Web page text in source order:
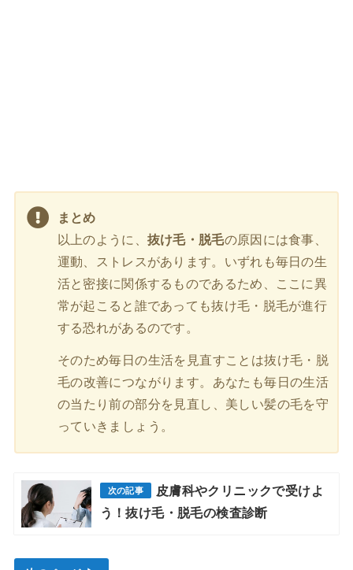
まとめ
以上のように、 抜け毛・脱毛の原因には食事、
運動、ストレスがあります。いずれも毎日の生
活と密接に関係するものであるため、ここに異
常が起こると誰であっても抜け毛・脱毛が進行
する恐れがあるのです。
そのため毎日の生活を見直すことは抜け毛・脱
毛の改善につながります。あなたも毎日の生活
の当たり前の部分を見直し、美しい髪の毛を守
っていきましょう。
皮膚科やクリニックで受けよ
う！抜け毛・脱毛の検査診断